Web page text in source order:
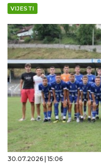
VIJESTI
30.07.2026 | 15:06